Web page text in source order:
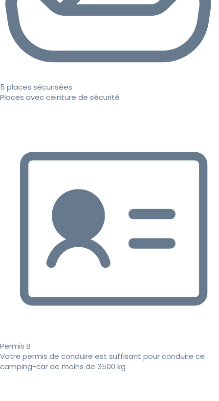
5 places sécurisées
Places avec ceinture de sécurité
Permis B
Votre permis de conduire est suffisant pour conduire ce
camping-car de moins de 3500 kg